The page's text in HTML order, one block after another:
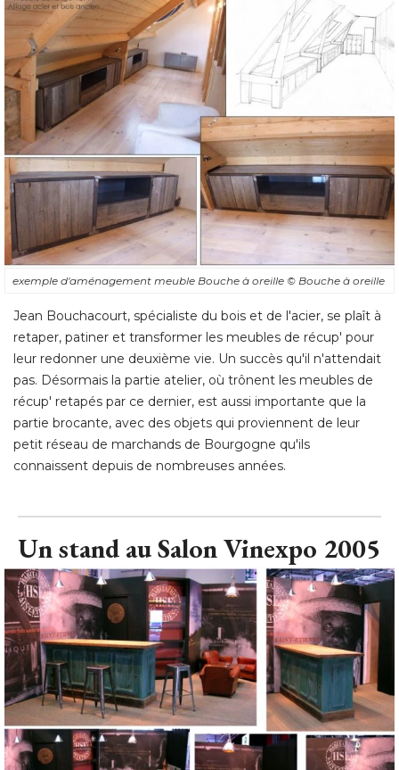
exemple d'aménagement meuble Bouche à oreille © Bouche à oreille
Jean Bouchacourt, spécialiste du bois et de l'acier, se plaît à
retaper, patiner et transformer les meubles de récup' pour
leur redonner une deuxième vie. Un succès qu'il n'attendait
pas. Désormais la partie atelier, où trônent les meubles de
récup' retapés par ce dernier, est aussi importante que la
partie brocante, avec des objets qui proviennent de leur
petit réseau de marchands de Bourgogne qu'ils
connaissent depuis de nombreuses années.
Un stand au Salon Vinexpo 2005